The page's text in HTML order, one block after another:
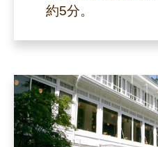
約5分。